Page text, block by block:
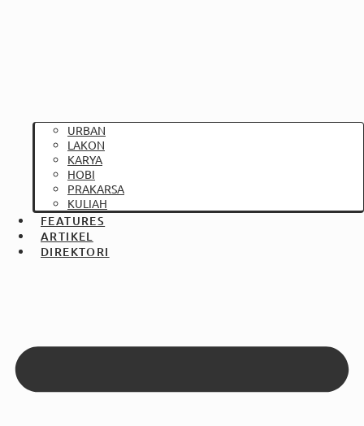
URBAN
LAKON
KARYA
HOBI
PRAKARSA
KULIAH
FEATURES
ARTIKEL
DIREKTORI